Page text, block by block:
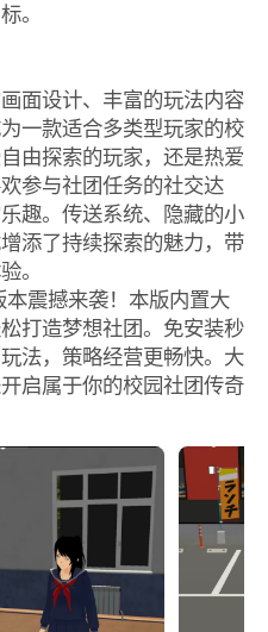
。
面设计、丰富的玩法内容
一款适合多类型玩家的校
由探索的玩家，还是热爱
参与社团任务的社交达
趣。传送系统、隐藏的小
添了持续探索的魅力，带
。
本震撼来袭！本版内置大
打造梦想社团。免安装秒
法，策略经营更畅快。大
启属于你的校园社团传奇